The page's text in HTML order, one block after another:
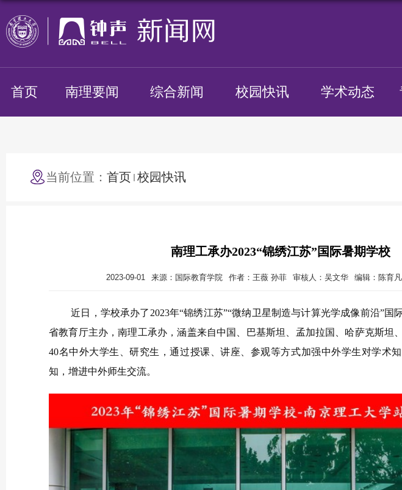
首页 南理要闻 综合新闻 校园快讯 学术动态
当前位置： 首页 校园快讯
南理工承办2023“锦绣江苏”国际暑期学校
2023-09-01 来源：国际教育学院 作者：王薇 孙菲 审核人：吴文华 编辑：陈育凡
近日，学校承办了2023年“锦绣江苏”“微纳卫星制造与计算光学成像前沿”国
省教育厅主办，南理工承办，涵盖来自中国、巴基斯坦、孟加拉国、哈萨克斯坦
40名中外大学生、研究生，通过授课、讲座、参观等方式加强中外学生对学术
知，增进中外师生交流。